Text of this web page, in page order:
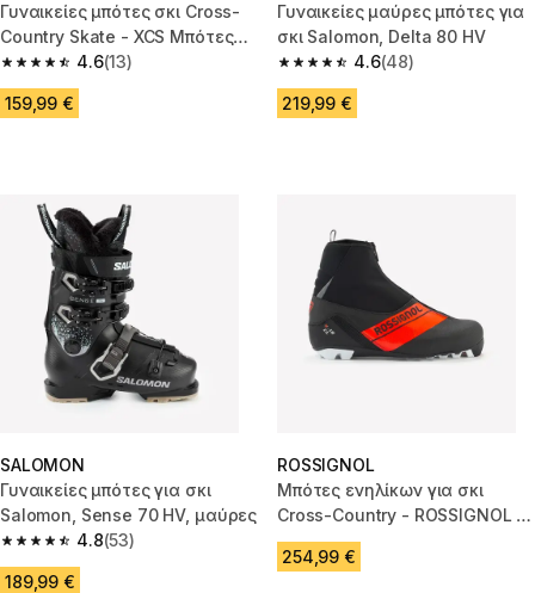
Γυναικείες μπότες σκι Cross-
Country Skate - XCS Μπότες
σκι Skate 500
4.6
4.6 out of 5 stars from 13 reviews
(13)
159,99 €
Γυναικείες μαύρες μπότες για
σκι Salomon, Delta 80 HV
4.6
4.6 out of 5 stars from 48
(48)
219,99 €
SALOMON
Γυναικείες μπότες για σκι
Salomon, Sense 70 HV, μαύρες
4.8
4.8 out of 5 stars from 53 reviews
(53)
189,99 €
ROSSIGNOL
Μπότες ενηλίκων για σκι
Cross-Country - ROSSIGNOL X-
10
254,99 €